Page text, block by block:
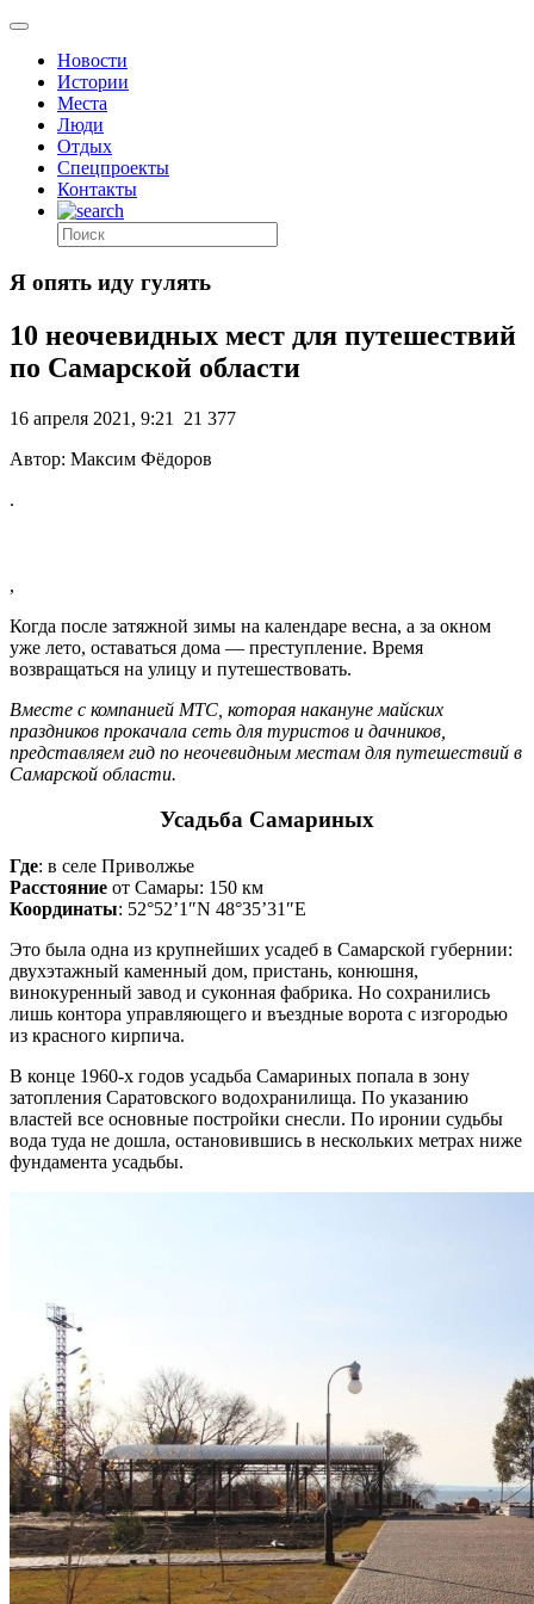
Новости
Истории
Места
Люди
Отдых
Спецпроекты
Контакты
Я опять иду гулять
10 неочевидных мест для путешествий
по Самарской области
16 апреля 2021, 9:21
21 377
Автор: Максим Фёдоров
.
,
Когда после затяжной зимы на календаре весна, а за окном
уже лето, оставаться дома — преступление. Время
возвращаться на улицу и путешествовать.
Вместе с компанией МТС, которая накануне майских
праздников прокачала сеть для туристов и дачников,
представляем гид по неочевидным местам для путешествий в
Самарской области.
Усадьба Самариных
Где: в селе Приволжье
Расстояние от Самары: 150 км
Координаты: 52°52’1″N 48°35’31″E
Это была одна из крупнейших усадеб в Самарской губернии:
двухэтажный каменный дом, пристань, конюшня,
винокуренный завод и суконная фабрика. Но сохранились
лишь контора управляющего и въездные ворота с изгородью
из красного кирпича.
В конце 1960-х годов усадьба Самариных попала в зону
затопления Саратовского водохранилища. По указанию
властей все основные постройки снесли. По иронии судьбы
вода туда не дошла, остановившись в нескольких метрах ниже
фундамента усадьбы.